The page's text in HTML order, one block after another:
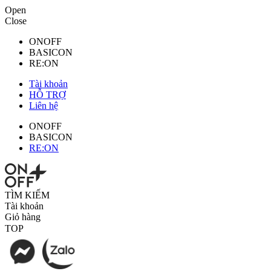
Open
Close
ONOFF
BASICON
RE:ON
Tài khoản
HỖ TRỢ
Liên hệ
ONOFF
BASICON
RE:ON
TÌM KIẾM
Tài khoản
Giỏ hàng
TOP